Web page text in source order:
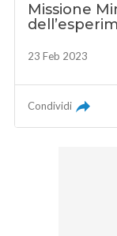
Missione
23 Feb 2023
Condividi